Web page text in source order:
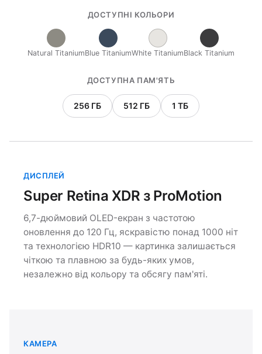
ДОСТУПНІ КОЛЬОРИ
Natural TitaniumBlue TitaniumWhite TitaniumBlack Titanium
ДОСТУПНА ПАМ'ЯТЬ
256 ГБ 512 ГБ 1 ТБ
ДИСПЛЕЙ
Super Retina XDR з ProMotion
6,7-дюймовий OLED-екран з частотою
оновлення до 120 Гц, яскравістю понад 1000 ніт
та технологією HDR10 — картинка залишається
чіткою та плавною за будь-яких умов,
незалежно від кольору та обсягу пам'яті.
КАМЕРА